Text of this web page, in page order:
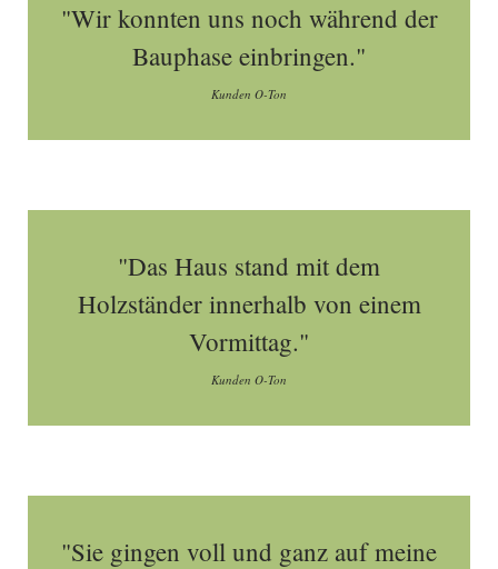
"Wir konnten uns noch während der
Bauphase einbringen."
Kunden O-Ton
"Das Haus stand mit dem
Holzständer innerhalb von einem
Vormittag."
Kunden O-Ton
"Sie gingen voll und ganz auf meine